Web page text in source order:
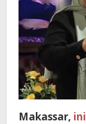
Makassar,